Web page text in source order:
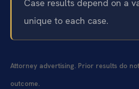
Case results depend on a
unique to each case.
Attorney advertising. Prior results do
outcome.